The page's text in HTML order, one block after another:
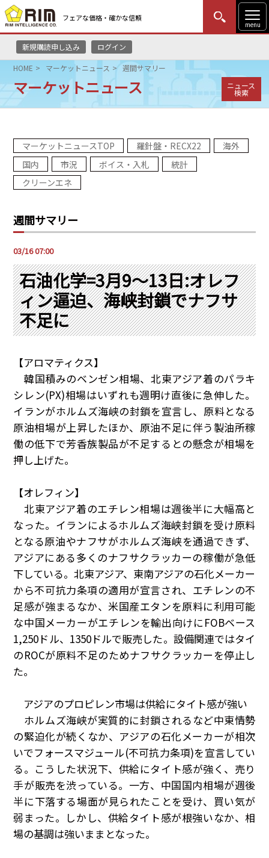
フェアな価格・確かな信頼
menu
新規購読申し込み ログイン
MENU
はじめての方
HOME
リムレポート
メソドロジー
コンサルティング
PRA原則
Q & A
会社概要
お問い合わせ
年間休刊日
サイトマップ
採用情報
English Website
瑞姆亜太能源諮問(北京)
Rim Energy Media(韓国語)
HOME マーケットニュース 週間サマリー
マーケットニュース ニュース
検索
マーケットニュースTOP 羅針盤・RECX22
海外
国内
市況 ボイス・入札
統計
クリーンエネ
週間サマリー
03/16 07:00
石油化学=3月9～13日:オレフ
ィン逼迫、海峡封鎖でナフサ
不足に
【アロマティクス】
韓国積みのベンゼン相場、北東アジア着のパラキ
シレン(PX)相場はいずれも週明け直後に急伸した。
イランがホルムズ海峡の封鎖を宣言し、原料となる
原油相場が上昇したほか、原油不足に伴う製油所稼
働の低下で芳香族製品が不足するとの懸念が相場を
押し上げた。
【オレフィン】
北東アジア着のエチレン相場は週後半に大幅高と
なった。イランによるホルムズ海峡封鎖を受け原料
となる原油やナフサがホルムズ海峡を通過できず、
アジアにある多くのナフサクラッカーの稼働が急低
下している。北東アジア、東南アジアの石化メーカー
から不可抗力条項の適用が宣言され、エチレンの不
足感が強まるなか、米国産エタンを原料に利用可能
な中国メーカーがエチレンを輸出向けに FOBベース
1,250 ドル、 1350ドルで販売した。設備関連ではタイ
のROCが原料不足のためナフサクラッカーを停止し
た。
アジアのプロピレン市場は供給にタイト感が強い
ホルムズ海峡が実質的に封鎖されるなど中東情勢
の緊迫化が続くなか、アジアの石化メーカーが相次
いでフォースマジュール(不可抗力条項)を宣言してい
る。こうした状況下、供給にタイト感が強く、売り
手が販売を渋っている。一方、中国国内相場が週後
半に下落する場面が見られたことを受け、買い気が
弱まった。しかし、供給タイト感が根強いなか、相
場の基調は強いままとなった。